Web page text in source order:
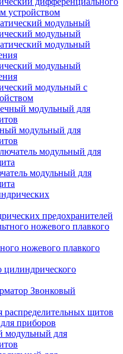
устройством
модульный
модульный
модульный с
модульный для
модульный для
предохранителей
ножевого плавкого
цилиндрического
Звонковый
щитов
приборов